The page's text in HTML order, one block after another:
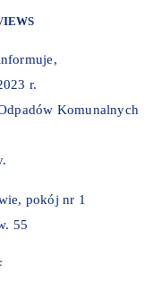
r.
Komunalnych
pokój nr 1
55